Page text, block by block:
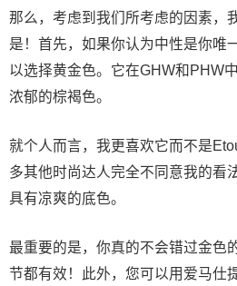
那么，考虑到我们所考虑的因素，
是！首先，如果你认为中性是你唯
以选择黄金色。它在GHW和PHW
浓郁的棕褐色。
就个人而言，我更喜欢它而不是
多其他时尚达人完全不同意我的看
具有凉爽的底色。
最重要的是，你真的不会错过金色
节都有效！此外，您可以用爱马仕